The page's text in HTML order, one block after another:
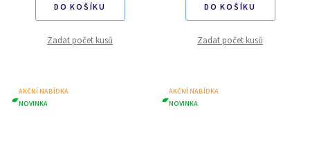
DO KOŠÍKU
Zadat počet kusů
DO KOŠÍKU
Zadat počet kusů
AKČNÍ NABÍDKA
NOVINKA
AKČNÍ NABÍDKA
NOVINKA